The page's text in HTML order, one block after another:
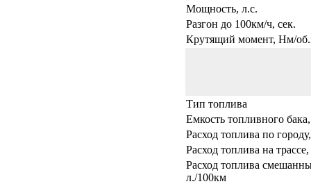
Мощность, л.с.
Разгон до 100км/ч, сек.
Крутящий момент, Нм/
Тип топлива
Емкость топливного
Расход топлива по
Расход топлива на
Расход топлива
л./100км